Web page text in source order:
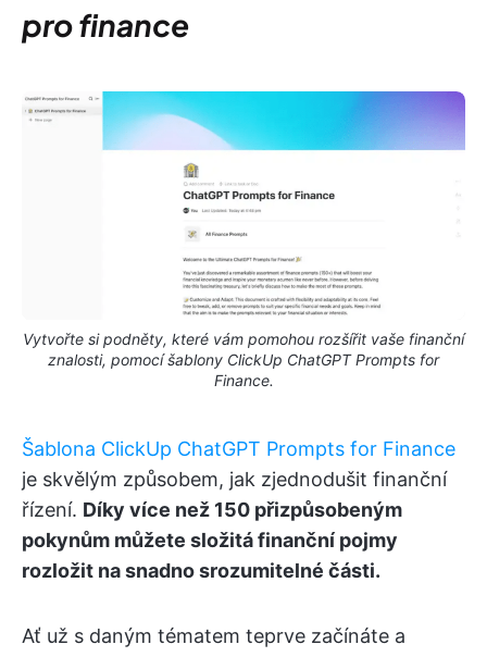
pro finance
Vytvořte si podněty, které vám pomohou rozšířit vaše finanční
znalosti, pomocí šablony ClickUp ChatGPT Prompts for
Finance.
Šablona ClickUp ChatGPT Prompts for Finance
je skvělým způsobem, jak zjednodušit finanční
řízení. Díky více než 150 přizpůsobeným
pokynům můžete složitá finanční pojmy
rozložit na snadno srozumitelné části.
Ať už s daným tématem teprve začínáte a